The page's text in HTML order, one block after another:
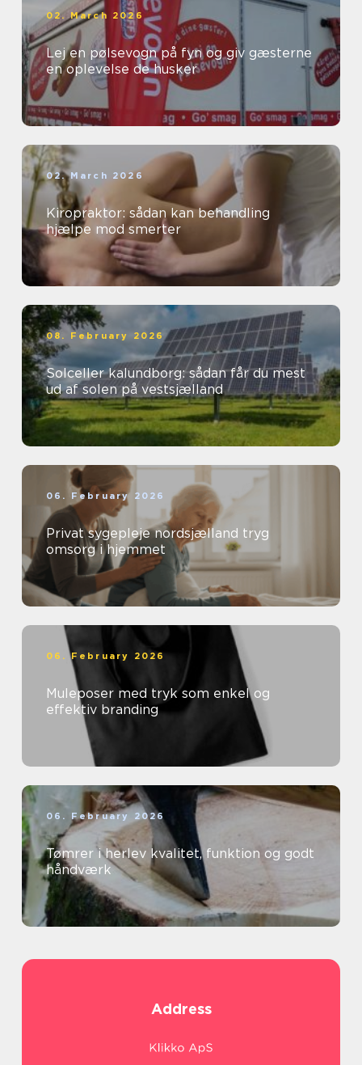
02. March 2026
Lej en pølsevogn på fyn og giv gæsterne
en oplevelse de husker
02. March 2026
Kiropraktor: sådan kan behandling
hjælpe mod smerter
08. February 2026
Solceller kalundborg: sådan får du mest
ud af solen på vestsjælland
06. February 2026
Privat sygepleje nordsjælland tryg
omsorg i hjemmet
06. February 2026
Muleposer med tryk som enkel og
effektiv branding
06. February 2026
Tømrer i herlev kvalitet, funktion og godt
håndværk
Address